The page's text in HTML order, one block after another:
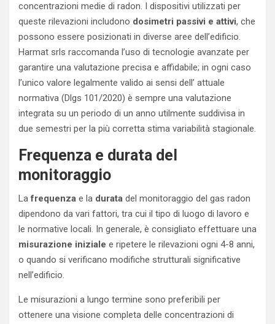
concentrazioni medie di radon. I dispositivi utilizzati per
queste rilevazioni includono dosimetri passivi e attivi, che
possono essere posizionati in diverse aree dell’edificio.
Harmat srls raccomanda l’uso di tecnologie avanzate per
garantire una valutazione precisa e affidabile; in ogni caso
l’unico valore legalmente valido ai sensi dell’ attuale
normativa (Dlgs 101/2020) è sempre una valutazione
integrata su un periodo di un anno utilmente suddivisa in
due semestri per la più corretta stima variabilità stagionale.
Frequenza e durata del
monitoraggio
Lafrequenza e la durata del monitoraggio del gas radon
dipendono da vari fattori, tra cui il tipo di luogo di lavoro e
le normative locali. In generale, è consigliato effettuare una
misurazione iniziale e ripetere le rilevazioni ogni 4-8 anni,
o quando si verificano modifiche strutturali significative
nell’edificio.
Le misurazioni a lungo termine sono preferibili per
ottenere una visione completa delle concentrazioni di